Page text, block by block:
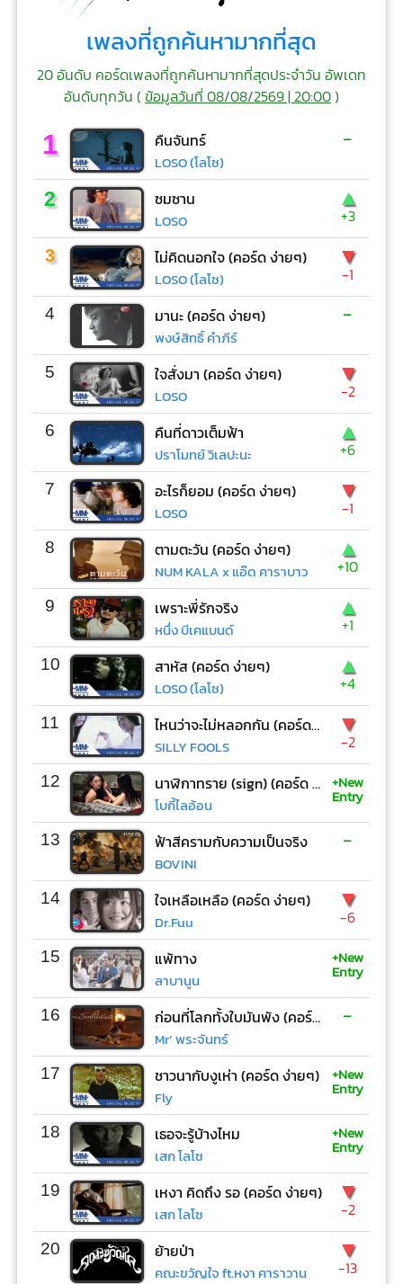
เพลงที่ถูกค้นหามากที่สุด
20 อันดับ คอร์ดเพลงที่ถูกค้นหามากที่สุดประจำวัน อัพเดท
อันดับทุกวัน (ข้อมูลวันที่ 08/08/2569 | 20:00)
1 คืนจันทร์
LOSO (โลโซ)
-
2 ซมซาน
LOSO
▲
+3
3 ไม่คิดนอกใจ (คอร์ด ง่ายๆ)
LOSO (โลโซ)
▼
-1
4 มานะ (คอร์ด ง่ายๆ)
พงษ์สิทธิ์ คำภีร์
-
5 ใจสั่งมา (คอร์ด ง่ายๆ)
LOSO
▼
-2
6 คืนที่ดาวเต็มฟ้า
ปราโมทย์ วิเลปะนะ
▲
+6
7 อะไรก็ยอม (คอร์ด ง่ายๆ)
LOSO
▼
-1
8 ตามตะวัน (คอร์ด ง่ายๆ)
NUM KALA x แอ๊ด คาราบาว
▲
+10
9 เพราะพี่รักจริง
หนึ่ง บีเคแบนด์
▲
+1
10 สาหัส (คอร์ด ง่ายๆ)
LOSO (โลโซ)
▲
+4
11 ไหนว่าจะไม่หลอกกัน (คอร์ด ง่ายๆ)
SILLY FOOLS
▼
-2
12 นาฬิกาทราย (sign) (คอร์ด ง่ายๆ)
โบกี้ไลอ้อน
+New
Entry
13 ฟ้าสีครามกับความเป็นจริง
BOVINI
-
14 ใจเหลือเหลือ (คอร์ด ง่ายๆ)
Dr.Fuu
▼
-6
15 แพ้ทาง
ลาบานูน
+New
Entry
16 ก่อนที่โลกทั้งใบมันพัง (คอร์ด ง่ายๆ)
Mr’ พระจันทร์
-
17 ชาวนากับงูเห่า (คอร์ด ง่ายๆ)
Fly
+New
Entry
18 เธอจะรู้บ้างไหม
เสก โลโซ
+New
Entry
19 เหงา คิดถึง รอ (คอร์ด ง่ายๆ)
เสก โลโซ
▼
-2
20 ย้ายป่า
คณะขวัญใจ ft.หงา คาราวาน
▼
-13